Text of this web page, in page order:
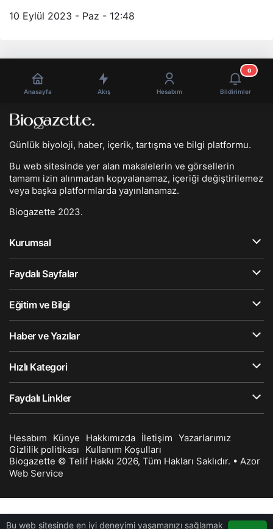
10 Eylül 2023 - Paz - 12:48
Bu web sitesinde en iyi deneyimi yaşamanızı sağlamak
Anasayfa Akış Hesabım Bildirimler
0
Günlük biyoloji, haber, içerik, tartışma ve bilgi platformu.
Bu web sitesinde yer alan makalelerin ve görsellerin
tamamı izin alınmadan kopyalanamaz, içeriği değiştirilemez
veya başka platformlarda yayınlanamaz.
Biogazette 2023.
Kurumsal
Faydalı Sayfalar
Eğitim ve Bilgi
Haber ve Yazılar
Hızlı Kategori
Faydalı Linkler
Hesabım Künye Hakkımızda İletişim Yazarlarımız
Gizlilik politikası
Kullanım Koşulları
Biogazette © Telif Hakkı 2026, Tüm Hakları Saklıdır. • Azor
Web Service